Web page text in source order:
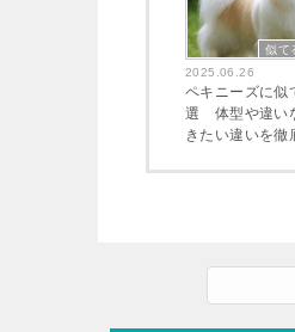
似て
2025.06.26
ペキニーズに似
選 体型や違い
きたい違いを徹